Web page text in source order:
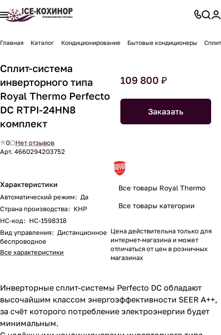
Главная Каталог Кондиционирование Бытовые кондиционеры
Сплит-система
инверторного типа
Royal Thermo Perfecto
DC RTPI-24HN8
комплект
0
Нет отзывов
Арт. 4660294203752
Характеристики
Автоматический режим: Да
Страна производства: КНР
НС-код: НС-1598318
Вид управления: Дистанционное
беспроводное
Все характеристики
109 800 ₽
Заказать
Все товары Royal Thermo
Все товары категории
Цена действительна только для
интернет-магазина и может
отличаться от цен в розничных
магазинах
Инверторные сплит-системы Perfecto DC обладают
высочайшим классом энергоэффективности SEER A++,
за счёт которого потребление электроэнергии будет
минимальным.